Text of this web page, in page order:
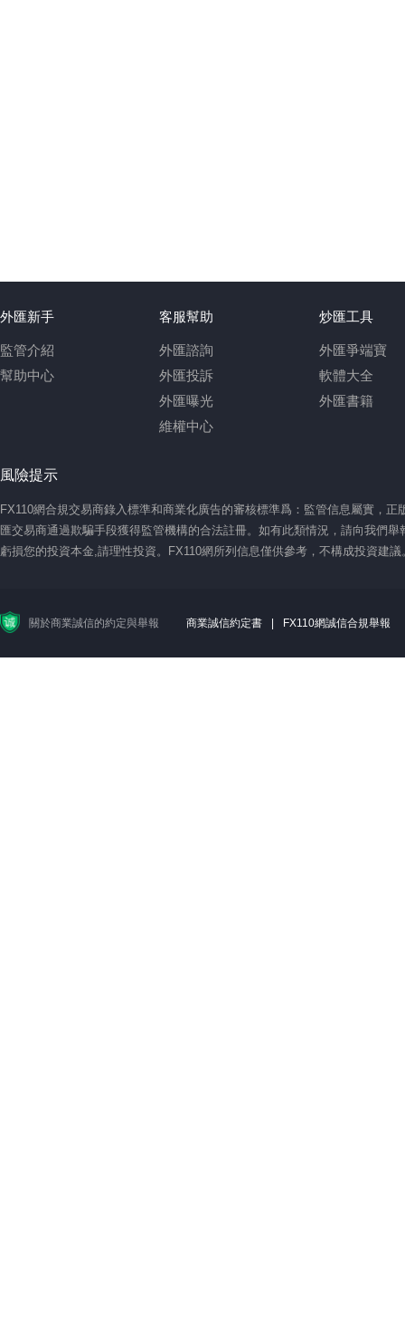
外匯新手
監管介紹
幫助中心
客服幫助
外匯諮詢
外匯投訴
外匯曝光
維權中心
炒匯工具
外匯爭端寶
軟體大全
外匯書籍
風險提示
FX110網合規交易商錄入標準和商業化廣告的審核標準爲：監管信息屬實，
匯交易商通過欺騙手段獲得監管機構的合法註冊。如有此類情況，請向我們
虧損您的投資本金,請理性投資。FX110網所列信息僅供參考，不構成投資建
關於商業誠信的約定與舉報 商業誠信約定書 | FX110網誠信合規舉報